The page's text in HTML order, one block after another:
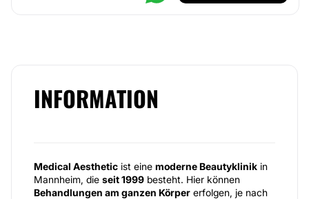
INFORMATION
Medical Aesthetic ist eine moderne Beautyklinik in
Mannheim, die seit 1999 besteht. Hier können
Behandlungen am ganzen Körper erfolgen, je nach